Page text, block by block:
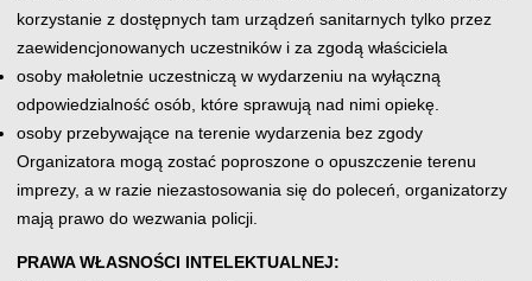
korzystanie z dostępnych tam urządzeń sanitarnych tylko przez
zaewidencjonowanych uczestników i za zgodą właściciela
osoby małoletnie uczestniczą w wydarzeniu na wyłączną
odpowiedzialność osób, które sprawują nad nimi opiekę.
osoby przebywające na terenie wydarzenia bez zgody
Organizatora mogą zostać poproszone o opuszczenie terenu
imprezy, a w razie niezastosowania się do poleceń, organizatorzy
mają prawo do wezwania policji.
PRAWA WŁASNOŚCI INTELEKTUALNEJ: